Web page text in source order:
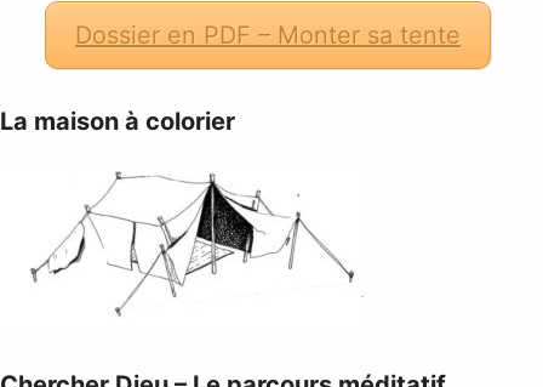
Dossier en PDF – Monter sa tente
La maison à colorier